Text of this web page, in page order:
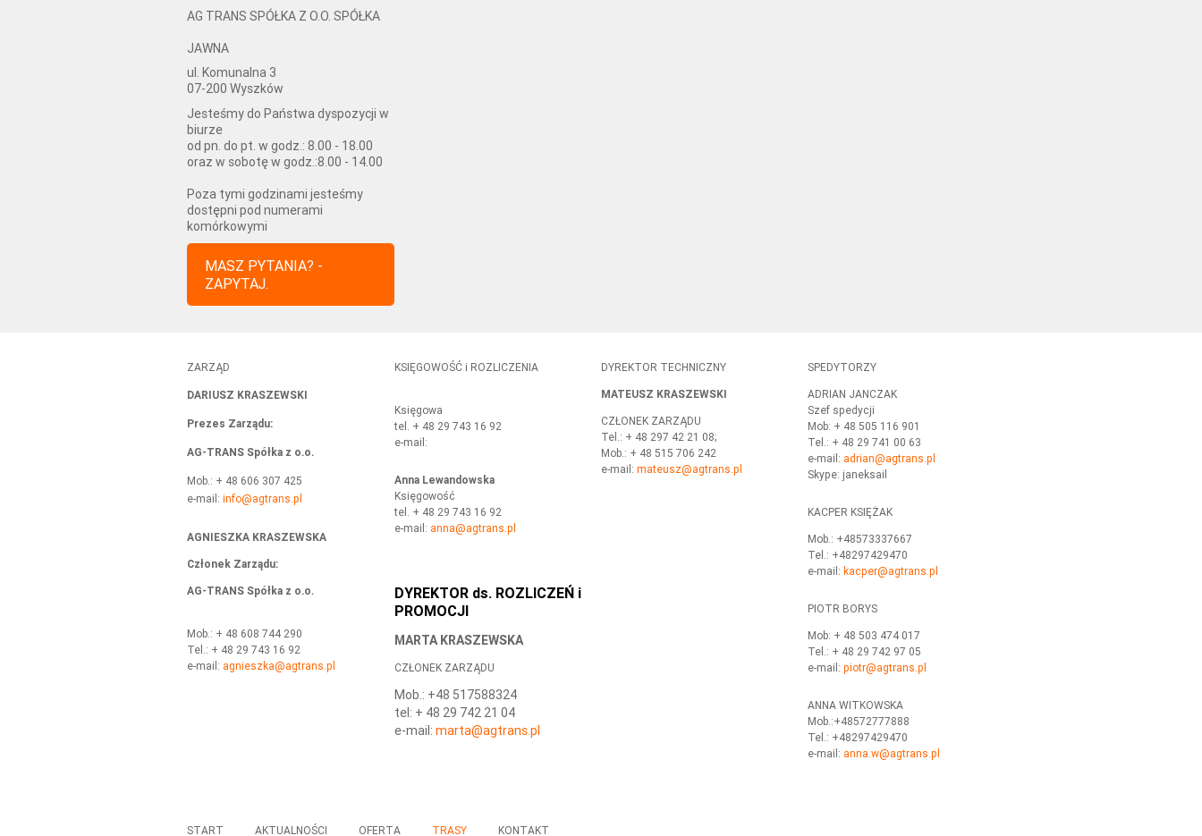
AG TRANS SPÓŁKA Z O.O. SPÓŁKA
JAWNA
ul. Komunalna 3
07-200 Wyszków
Jesteśmy do Państwa dyspozycji w
biurze
od pn. do pt. w godz.: 8.00 - 18.00
oraz w sobotę w godz.:8.00 - 14.00
Poza tymi godzinami jesteśmy
dostępni pod numerami
komórkowymi
MASZ PYTANIA? -
ZAPYTAJ.
ZARZĄD
DARIUSZ KRASZEWSKI
Prezes Zarządu:
AG-TRANS Spółka z o.o.
Mob.: + 48 606 307 425
e-mail:info@agtrans.pl
AGNIESZKA KRASZEWSKA
Członek Zarządu:
AG-TRANS Spółka z o.o.
Mob.: + 48 608 744 290
Tel.: + 48 29 743 16 92
e-mail: agnieszka@agtrans.pl
KSIĘGOWOŚĆ i ROZLICZENIA
Księgowa
tel. + 48 29 743 16 92
e-mail:
Anna Lewandowska
Księgowość
tel. + 48 29 743 16 92
e-mail: anna@agtrans.pl
DYREKTOR ds. ROZLICZEŃ i
PROMOCJI
MARTA KRASZEWSKA
CZŁONEK ZARZĄDU
Mob.: +48 517588324
tel: + 48 29 742 21 04
e-mail: marta@agtrans.pl
DYREKTOR TECHNICZNY
MATEUSZ KRASZEWSKI
CZŁONEK ZARZĄDU
Tel.: + 48 297 42 21 08;
Mob.: + 48 515 706 242
e-mail: mateusz@agtrans.pl
START AKTUALNOŚCI OFERTA TRASY KONTAKT
SPEDYTORZY
ADRIAN JANCZAK
Szef spedycji
Mob: + 48 505 116 901
Tel.: + 48 29 741 00 63
e-mail: adrian@agtrans.pl
Skype: janeksail
KACPER KSIĘŻAK
Mob.: +48573337667
Tel.: +48297429470
e-mail: kacper@agtrans.pl
PIOTR BORYS
Mob: + 48 503 474 017
Tel.: + 48 29 742 97 05
e-mail:piotr@agtrans.pl
ANNA WITKOWSKA
Mob.:+48572777888
Tel.: +48297429470
e-mail: anna.w@agtrans.pl